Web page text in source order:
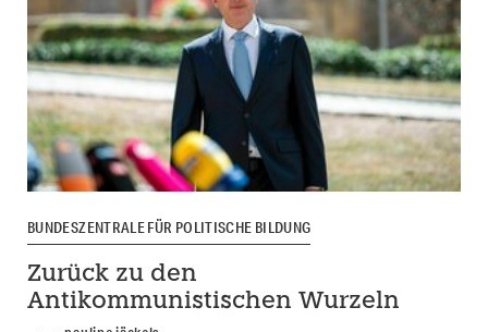
BUNDESZENTRALE FÜR POLITISCHE BILDUNG
Zurück zu den
Antikommunistischen Wurzeln